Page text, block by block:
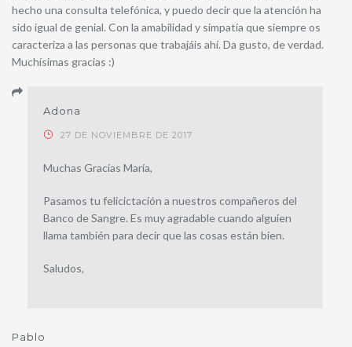
hecho una consulta telefónica, y puedo decir que la atención ha
sido igual de genial. Con la amabilidad y simpatía que siempre os
caracteriza a las personas que trabajáis ahí. Da gusto, de verdad.
Muchísimas gracias :)
Adona
27 DE NOVIEMBRE DE 2017
Muchas Gracias María,
Pasamos tu felicictación a nuestros compañeros del
Banco de Sangre. Es muy agradable cuando alguien
llama también para decir que las cosas están bien.
Saludos,
Pablo